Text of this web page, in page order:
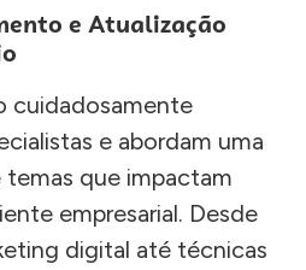
e Atualização
cuidadosamente
e abordam uma
temas que impactam
empresarial. Desde
digital até técnicas